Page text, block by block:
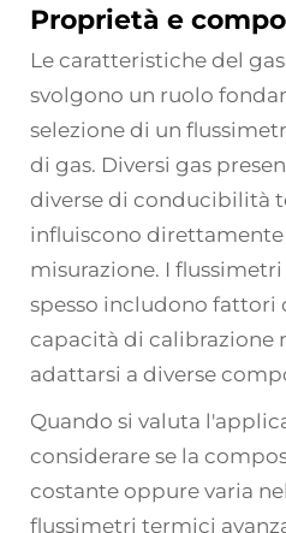
Proprietà e
Le caratteristiche del
svolgono un ruolo
selezione di un
di gas. Diversi gas
diverse di conducibilità
influiscono
misurazione. I
spesso includono fattori
capacità di calibrazione
adattarsi a diverse
Quando si valuta
considerare se la
costante oppure varia
flussimetri termici